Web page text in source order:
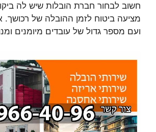
חשוב לבחור חברת הובלות שיש לה
מציעה ביטוח לזמן ההובלה של רכושך.
ועם מספר גדול של עובדים מיומנים